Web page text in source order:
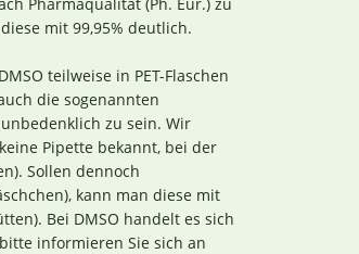
mit 99,95% deutlich.
teilweise in PET-Flaschen
die sogenannten
zu sein. Wir
Pipette bekannt, bei der
Sollen dennoch
kann man diese mit
Bei DMSO handelt es sich
informieren Sie sich an